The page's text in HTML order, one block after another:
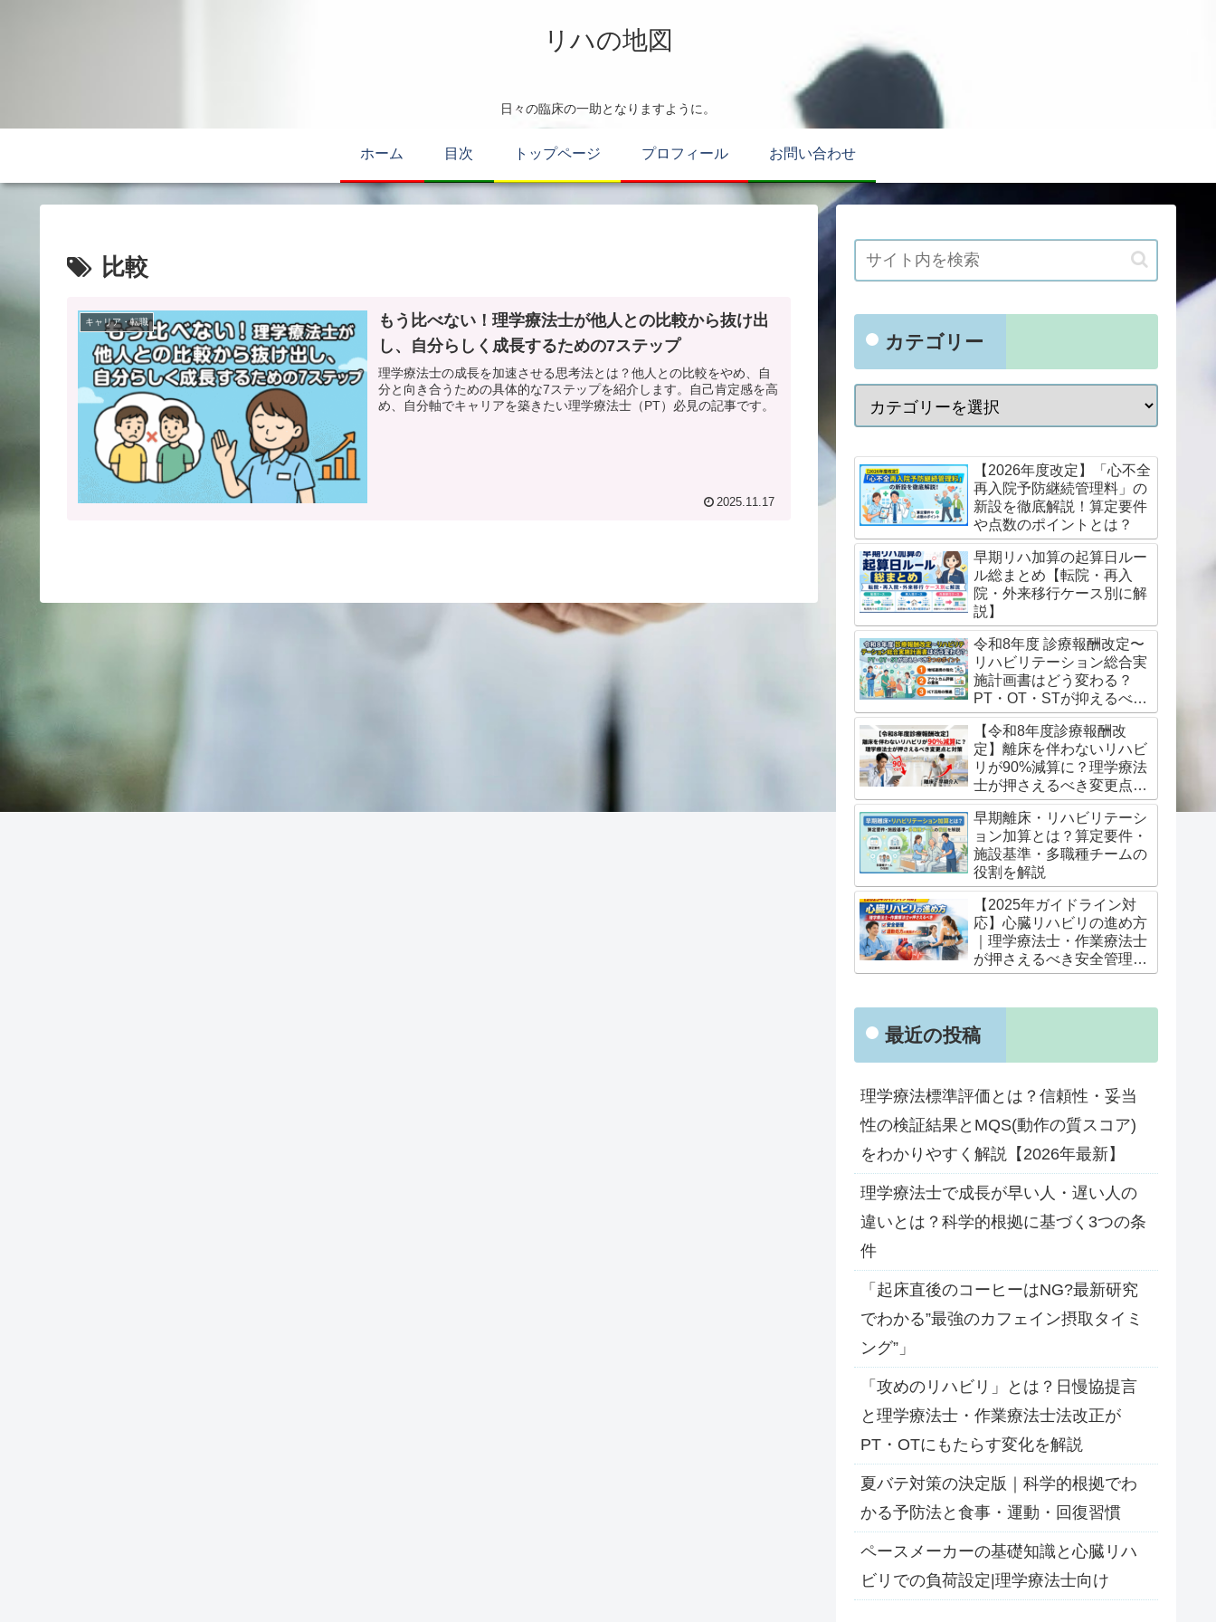
リハの地図
日々の臨床の一助となりますように。
ホーム 目次 トップページ プロフィール お問い合わせ
比較
キャリア・転職
もう比べない！理学療法士が他人との比較から抜け出
し、自分らしく成長するための7ステップ
理学療法士の成長を加速させる思考法とは？他人との比較をやめ、自
分と向き合うための具体的な7ステップを紹介します。自己肯定感を高
め、自分軸でキャリアを築きたい理学療法士（PT）必見の記事です。
2025.11.17
カテゴリー
【2026年度改定】「心不全
再入院予防継続管理料」の
新設を徹底解説！算定要件
や点数のポイントとは？
早期リハ加算の起算日ルー
ル総まとめ【転院・再入
院・外来移行ケース別に解
説】
令和8年度 診療報酬改定〜
リハビリテーション総合実
施計画書はどう変わる？
PT・OT・STが抑えるべき
3つのポイント
【令和8年度診療報酬改
定】離床を伴わないリハビ
リが90%減算に？理学療法
士が押さえるべき変更点と
対策
早期離床・リハビリテーシ
ョン加算とは？算定要件・
施設基準・多職種チームの
役割を解説
【2025年ガイドライン対
応】心臓リハビリの進め方
｜理学療法士・作業療法士
が押さえるべき安全管理と
運動処方の実践ポイント
最近の投稿
理学療法標準評価とは？信頼性・妥当
性の検証結果とMQS(動作の質スコア)
をわかりやすく解説【2026年最新】
理学療法士で成長が早い人・遅い人の
違いとは？科学的根拠に基づく3つの条
件
「起床直後のコーヒーはNG?最新研究
でわかる”最強のカフェイン摂取タイミ
ング”」
「攻めのリハビリ」とは？日慢協提言
と理学療法士・作業療法士法改正が
PT・OTにもたらす変化を解説
夏バテ対策の決定版｜科学的根拠でわ
かる予防法と食事・運動・回復習慣
ペースメーカーの基礎知識と心臓リハ
ビリでの負荷設定|理学療法士向け